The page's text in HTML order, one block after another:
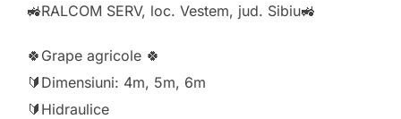
🚜RALCOM SERV, loc. Vestem, jud. Sibiu🚜
🍀 Grape agricole 🍀
🔰 Dimensiuni: 4m, 5m, 6m
🔰 Hidraulice